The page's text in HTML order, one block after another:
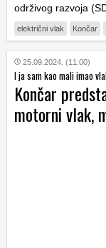
održivog razvoja
električni vlak Končar
25.09.2024. (11:00)
I ja sam kao mali imao
Končar
motorni vlak,